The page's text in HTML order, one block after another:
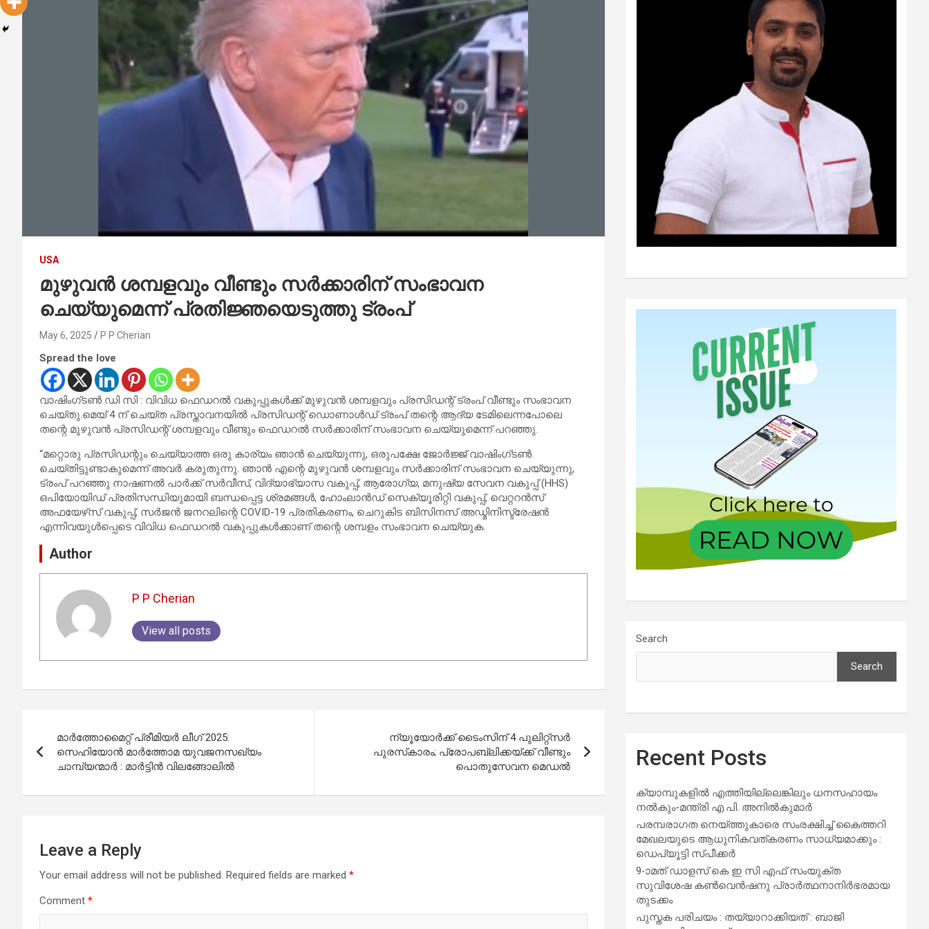
USA
മുഴുവൻ ശമ്പളവും വീണ്ടും സർക്കാരിന് സംഭാവന
ചെയ്യുമെന്ന് പ്രതിജ്ഞയെടുത്തു ട്രംപ്
May 6, 2025 P P Cherian
Spread the love
വാഷിംഗ്‌ടൺ ഡി സി : വിവിധ ഫെഡറൽ വകുപ്പുകൾക്ക് മുഴുവൻ ശമ്പളവും പ്രസിഡന്റ് ട്രംപ് വീണ്ടും സംഭാവന
ചെയ്തു.മെയ് 4 ന് ചെയ്ത പ്രസ്താവനയിൽ പ്രസിഡന്റ് ഡൊണാൾഡ് ട്രംപ് തന്റെ ആദ്യ ടേമിലെന്നപോലെ
തന്റെ മുഴുവൻ പ്രസിഡന്റ് ശമ്പളവും വീണ്ടും ഫെഡറൽ സർക്കാരിന് സംഭാവന ചെയ്യുമെന്ന് പറഞ്ഞു.
“മറ്റൊരു പ്രസിഡന്റും ചെയ്യാത്ത ഒരു കാര്യം ഞാൻ ചെയ്യുന്നു, ഒരുപക്ഷേ ജോർജ്ജ് വാഷിംഗ്ടൺ
ചെയ്തിട്ടുണ്ടാകുമെന്ന് അവർ കരുതുന്നു. ഞാൻ എന്റെ മുഴുവൻ ശമ്പളവും സർക്കാരിന് സംഭാവന ചെയ്യുന്നു,
ട്രംപ് പറഞ്ഞു നാഷണൽ പാർക്ക് സർവീസ്, വിദ്യാഭ്യാസ വകുപ്പ്, ആരോഗ്യ, മനുഷ്യ സേവന വകുപ്പ് (HHS)
ഒപിയോയിഡ് പ്രതിസന്ധിയുമായി ബന്ധപ്പെട്ട ശ്രമങ്ങൾ, ഹോംലാൻഡ് സെക്യൂരിറ്റി വകുപ്പ്, വെറ്ററൻസ്
അഫയേഴ്‌സ് വകുപ്പ്, സർജൻ ജനറലിന്റെ COVID-19 പ്രതികരണം, ചെറുകിട ബിസിനസ് അഡ്മിനിസ്ട്രേഷൻ
എന്നിവയുൾപ്പെടെ വിവിധ ഫെഡറൽ വകുപ്പുകൾക്കാണ് തന്റെ ശമ്പളം സംഭാവന ചെയ്യുക.
Author
P P Cherian
View all posts
navigation
മാർത്തോമൈറ്റ് പ്രീമിയർ ലീഗ് 2025:
സെഹിയോൻ മാർത്തോമ യുവജനസഖ്യം
ചാമ്പ്യന്മാർ : മാർട്ടിൻ വിലങ്ങോലിൽ
ന്യൂയോർക്ക് ടൈംസിന് 4 പുലിറ്റ്‌സർ
പുരസ്‌കാരം; പ്രോപബ്ലിക്കയ്ക്ക് വീണ്ടും
പൊതുസേവന മെഡൽ
Leave a Reply
Your email address will not be published. Required fields are marked *
Comment *
Search
Search
Recent Posts
ക്യാമ്പുകളിൽ എത്തിയില്ലെങ്കിലും ധനസഹായം
നൽകും-മന്ത്രി എ.പി. അനിൽകുമാർ
പരമ്പരാഗത നെയ്ത്തുകാരെ സംരക്ഷിച്ച് കൈത്തറി
മേഖലയുടെ ആധുനികവത്കരണം സാധ്യമാക്കും :
ഡെപ്യൂട്ടി സ്പീക്കർ
9-ാമത് ഡാളസ് കെ ഇ സി എഫ് സംയുക്ത
സുവിശേഷ കൺവെൻഷനു പ്രാർത്ഥനാനിർഭരമായ
തുടക്കം
പുസ്തക പരിചയം : തയ്യാറാക്കിയത് : ബാജി